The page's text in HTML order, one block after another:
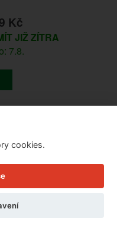
Kč
JIŽ ZÍTRA
7.8.
cookies.